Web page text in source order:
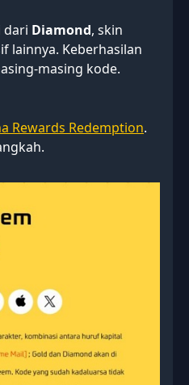
dari Diamond, skin
lainnya. Keberhasilan
masing kode.
Rewards Redemption.